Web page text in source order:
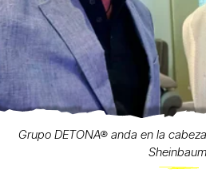
Grupo DETONA® anda en la